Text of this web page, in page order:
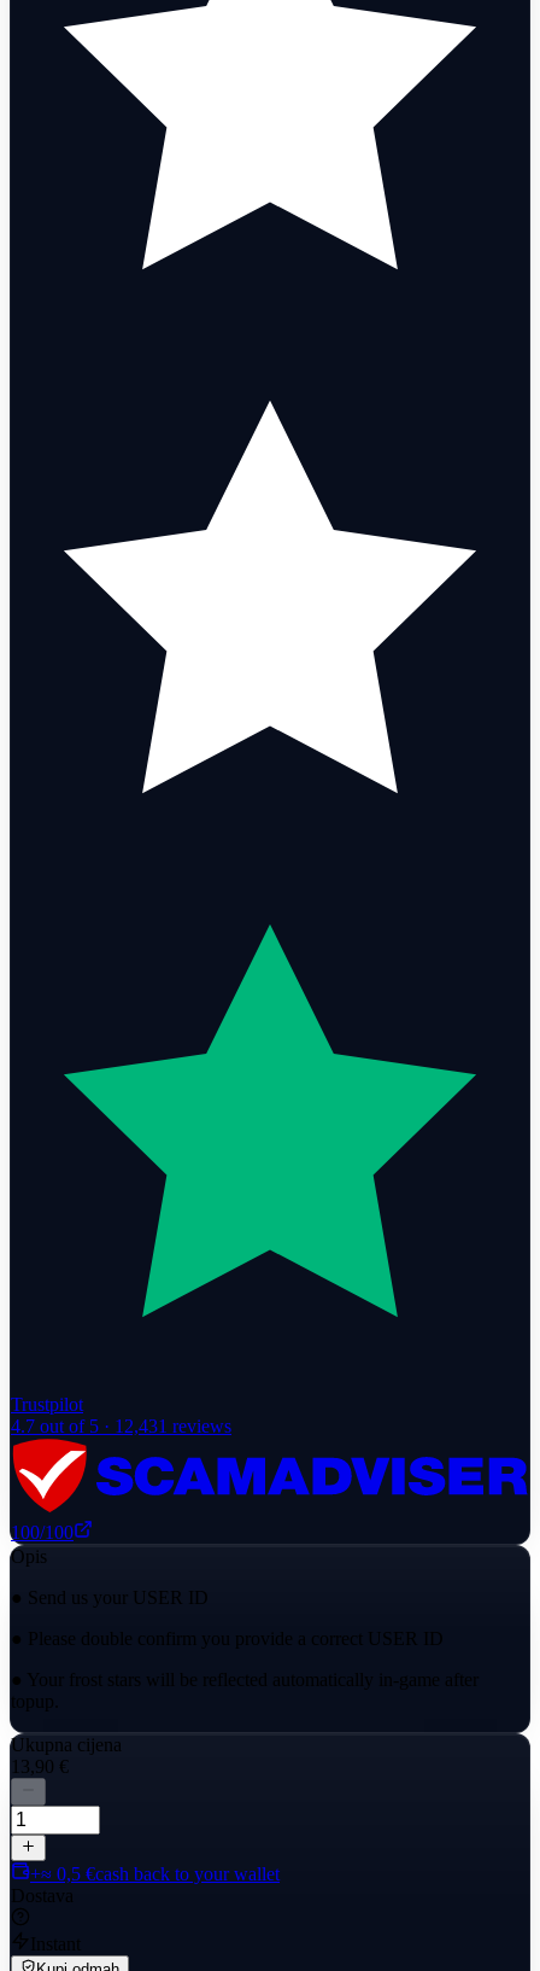
Trustpilot
4.7 out of 5 · 12,431 reviews
100/100
Opis
● Send us your USER ID
● Please double confirm you provide a correct USER ID
● Your frost stars will be reflected automatically in-game after
topup.
Ukupna cijena
13,90 €
+≈ 0,5 €cash back to your wallet
Dostava
Instant